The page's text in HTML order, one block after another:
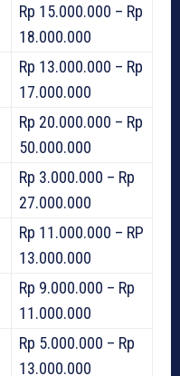
Rp 15.000.000 – Rp
18.000.000
Rp 13.000.000 – Rp
17.000.000
Rp 20.000.000 – Rp
50.000.000
Rp 3.000.000 – Rp
27.000.000
Rp 11.000.000 – RP
13.000.000
Rp 9.000.000 – Rp
11.000.000
Rp 5.000.000 – Rp
13.000.000